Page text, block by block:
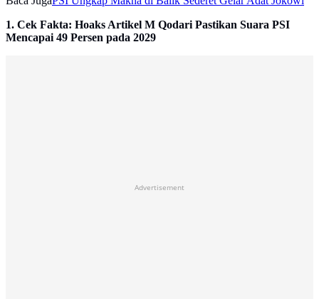
1. Cek Fakta: Hoaks Artikel M Qodari Pastikan Suara PSI
Mencapai 49 Persen pada 2029
Advertisement